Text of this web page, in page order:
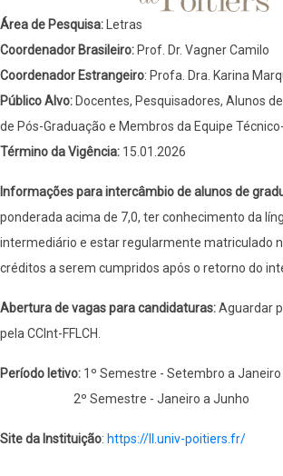
Área de Pesquisa: Letras
Coordenador Brasileiro: Prof. Dr. Vagner Camilo
Coordenador Estrangeiro: Profa. Dra. Karina
Público Alvo: Docentes, Pesquisadores, Alunos
de Pós-Graduação e Membros da Equipe
Término da Vigência: 15.01.2026
Informações para intercâmbio de alunos de
ponderada acima de 7,0, ter conhecimento da
intermediário e estar regularmente matriculado
créditos a serem cumpridos após o retorno do
Abertura de vagas para candidaturas:Aguardar
pela CCInt-FFLCH.
Período letivo: 1º Semestre - Setembro a Janeiro
2º Semestre - Janeiro a Junho
Site da Instituição: https://ll.univ-poitiers.fr/